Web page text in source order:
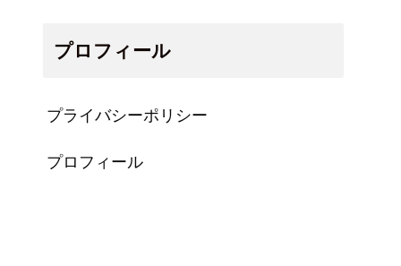
プロフィール
プライバシーポリシー
プロフィール